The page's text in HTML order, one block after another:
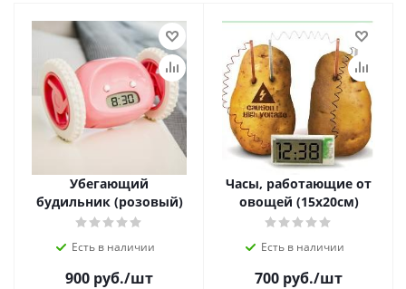
Убегающий
будильник (розовый)
Есть в наличии
900 руб./шт
Часы, работающие от
овощей (15х20см)
Есть в наличии
700 руб./шт